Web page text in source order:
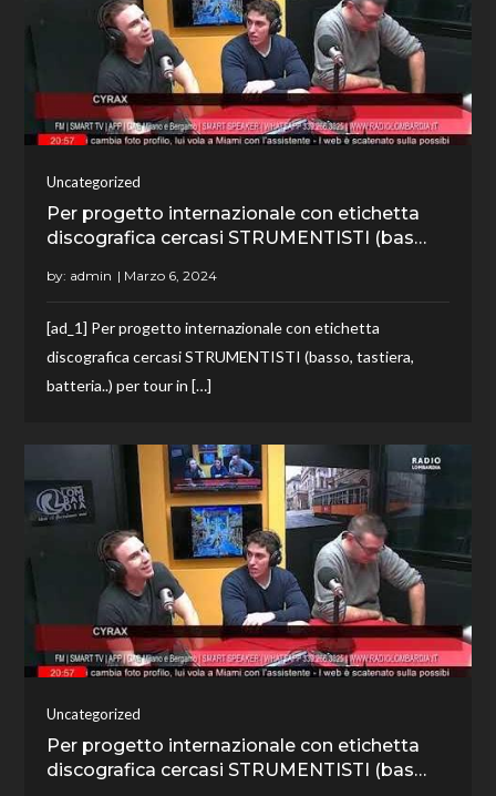
Uncategorized
Per progetto internazionale con etichetta
discografica cercasi STRUMENTISTI (bas…
by: admin
[ad_1] Per progetto internazionale con etichetta
discografica cercasi STRUMENTISTI (basso, tastiera,
batteria..) per tour in […]
Uncategorized
Per progetto internazionale con etichetta
discografica cercasi STRUMENTISTI (bas…